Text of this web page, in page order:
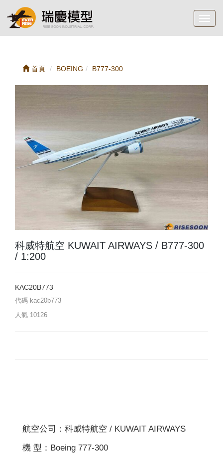
首頁 BOEING B777-300
科威特航空 KUWAIT AIRWAYS / B777-300
/ 1:200
KAC20B773
代碼 kac20b773
人氣 10126
航空公司：科威特航空 / KUWAIT AIRWAYS
機 型：Boeing 777-300